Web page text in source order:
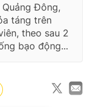
Đông,
táng trên
theo sau 2
bạo động...